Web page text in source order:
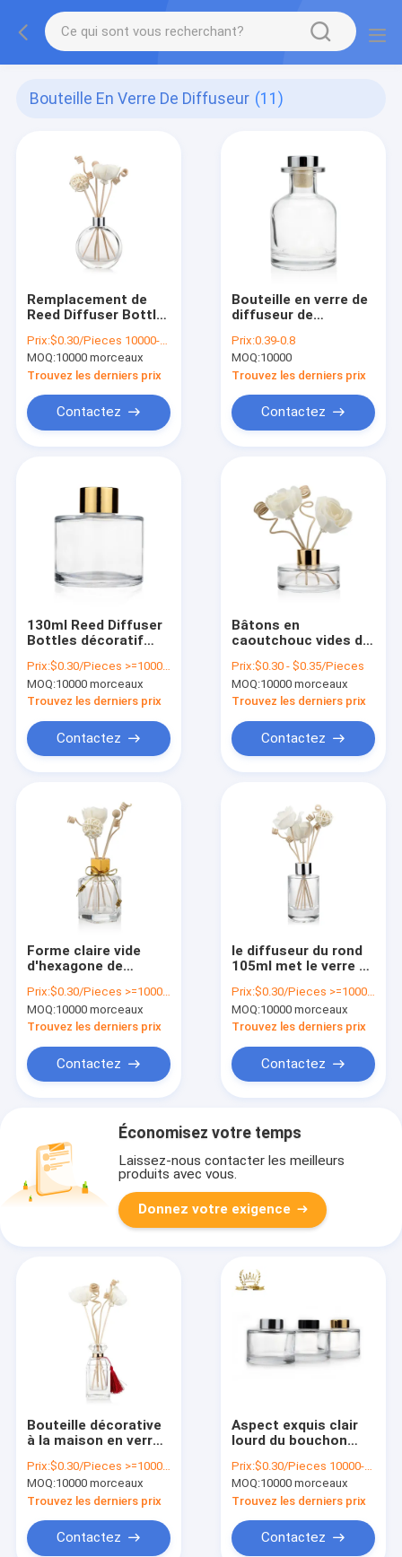
Bouteille En Verre De Diffuseur (11)
Remplacement de
Reed Diffuser Bottle
MSDS 55ml
Prix:$0.30/Pieces 10000-49999 Pieces
MOQ:10000 morceaux
Trouvez les derniers prix
Contactez
Bouteille en verre de
diffuseur de
d'arome avec le
bouchon et le bâton
volatil
Prix:0.39-0.8
MOQ:10000
Trouvez les derniers prix
Contactez
130ml Reed Diffuser
Bottles décoratif
le couvercle à visser
Prix:$0.30/Pieces >=10000 Pieces
MOQ:10000 morceaux
Trouvez les derniers prix
Contactez
Bâtons en
caoutchouc vides de
95ml Reed Diffuser
Glass Bottle With
Prix:$0.30 - $0.35/Pieces
MOQ:10000 morceaux
Trouvez les derniers prix
Contactez
Forme claire vide
d'hexagone de
diffuseur du
couvercle à visser
125ml
Prix:$0.30/Pieces >=10000 Pieces
MOQ:10000 morceaux
Trouvez les derniers prix
Contactez
le diffuseur du rond
105ml met le verre en
avec des bâtons de
rotin
Prix:$0.30/Pieces >=10000 Pieces
MOQ:10000 morceaux
Trouvez les derniers prix
Contactez
Économisez votre temps
Laissez-nous contacter les meilleurs
produits avec vous.
Donnez votre exigence
Bouteille décorative
à la maison en verre
80ml vide avec
Crystal Cap
Prix:$0.30/Pieces >=10000 Pieces
MOQ:10000 morceaux
Trouvez les derniers prix
Contactez
Aspect exquis clair
lourd du bouchon
bouteille en
caoutchouc de
diffuseur
Prix:$0.30/Pieces 10000-29999 Pieces
MOQ:10000 morceaux
Trouvez les derniers prix
Contactez